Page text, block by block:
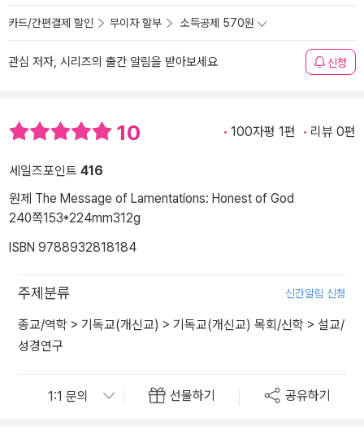
카드/간편결제 할인 무이자 할부 소득공제 570원
관심 저자, 시리즈의 출간 알림을 받아보세요 신청
10 100자평 1편 리뷰 0편
세일즈포인트 416
원제 The Message of Lamentations: Honest of God
240쪽153*224mm312g
ISBN 9788932818184
주제분류 신간알림 신청
종교/역학 > 기독교(개신교) > 기독교(개신교) 목회/신학 > 설교/
성경연구
선물하기 공유하기